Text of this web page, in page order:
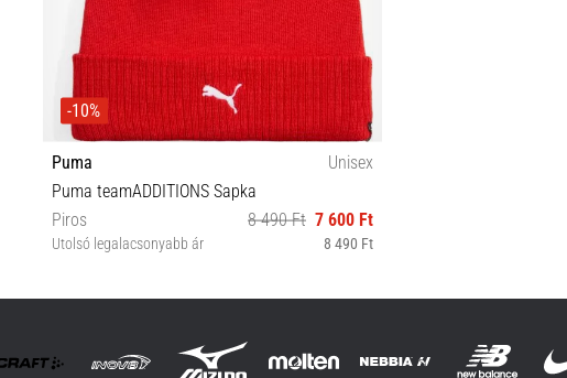
-10%
Puma
Unisex
Puma teamADDITIONS Sapka
Piros
8 490 Ft 7 600 Ft
Utolsó legalacsonyabb ár 8 490 Ft
Univerzális méret